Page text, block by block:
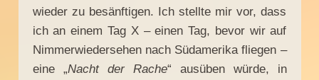
wieder zu besänftigen. Ich stellte mir vor, dass
ich an einem Tag X – einen Tag, bevor wir auf
Nimmerwiedersehen nach Südamerika fliegen –
eine „Nacht der Rache“ ausüben würde, in